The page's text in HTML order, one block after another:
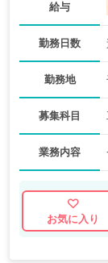
給与
勤務日数
勤務地
募集科目
業務内容
お気に入り